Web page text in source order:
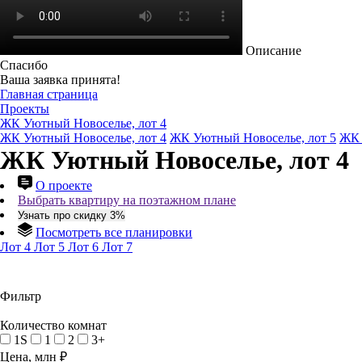
Описание
Спасибо
Ваша заявка принята!
Главная страница
Проекты
ЖК Уютный Новоселье, лот 4
ЖК Уютный Новоселье, лот 4 ЖК Уютный Новоселье, лот 5 ЖК
ЖК Уютный Новоселье, лот 4
О проекте
Выбрать квартиру на поэтажном плане
Узнать про скидку 3%
Посмотреть все планировки
Лот 4 Лот 5 Лот 6 Лот 7
Фильтр
Количество комнат
1S
1 2
3+
Цена, млн ₽